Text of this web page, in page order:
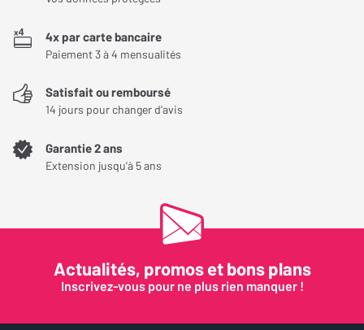
4x par carte bancaire
Paiement 3 à 4 mensualités
Satisfait ou remboursé
14 jours pour changer d'avis
Garantie 2 ans
Extension jusqu'à 5 ans
Actualités, promos et bons plans
Inscrivez-vous pour ne plus rien manquer !